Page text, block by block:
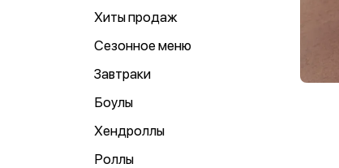
Хиты продаж
Сезонное меню
Завтраки
Боулы
Хендроллы
Роллы